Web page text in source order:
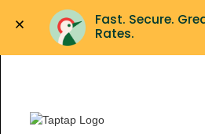
Fast. Secure.
Rates.